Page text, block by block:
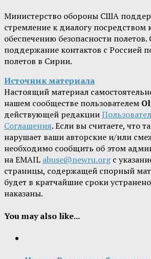
Министерство обороны США
стремление к диалогу посредством
обеспечению безопасности
поддержание контактов с Россией
полетов в Сирии.
Источник материала
Настоящий материал
нашем сообществе пользователем
действующей редакции
Соглашения. Если вы считаете, что
нарушает ваши авторские и/или
необходимо сообщить об этом
на EMAIL abuse@newru.orgс
страницы, содержащей спорный
будет в кратчайшие сроки
наказаны.
You may also like...